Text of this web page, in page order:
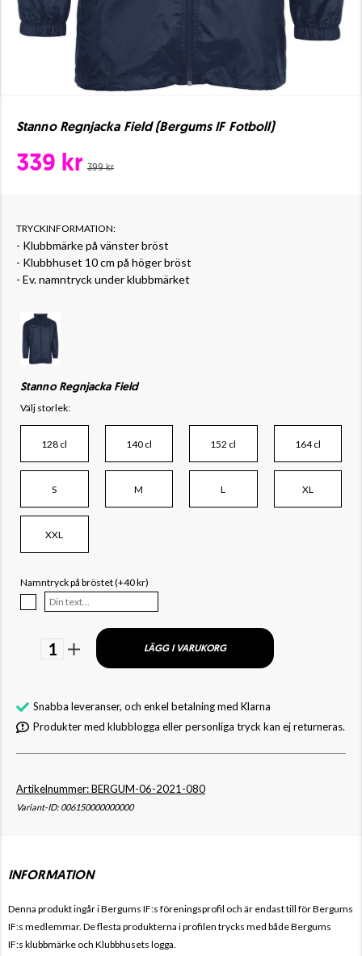
Stanno Regnjacka Field (Bergums IF Fotboll)
339 kr 399 kr
TRYCKINFORMATION:
- Klubbmärke på vänster bröst
- Klubbhuset 10 cm på höger bröst
- Ev. namntryck under klubbmärket
Stanno Regnjacka Field
Välj storlek:
128 cl 140 cl 152 cl 164 cl
S M L XL
XXL
Namntryck på bröstet (+40 kr)
1 LÄGG I VARUKORG
Snabba leveranser, och enkel betalning med Klarna
Produkter med klubblogga eller personliga tryck kan ej returneras.
Artikelnummer: BERGUM-06-2021-080
Variant-ID: 006150000000000
INFORMATION
Denna produkt ingår i Bergums IF:s föreningsprofil och är endast till förBergums
IF:s medlemmar. De flesta produkterna i profilen trycks med bådeBergums
IF:s klubbmärke och Klubbhusets logga.